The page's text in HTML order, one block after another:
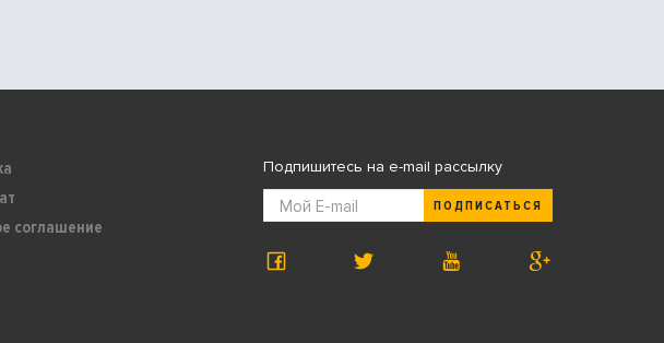
соглашение
Подпишитесь на e-mail рассылку
ПОДПИСАТЬСЯ